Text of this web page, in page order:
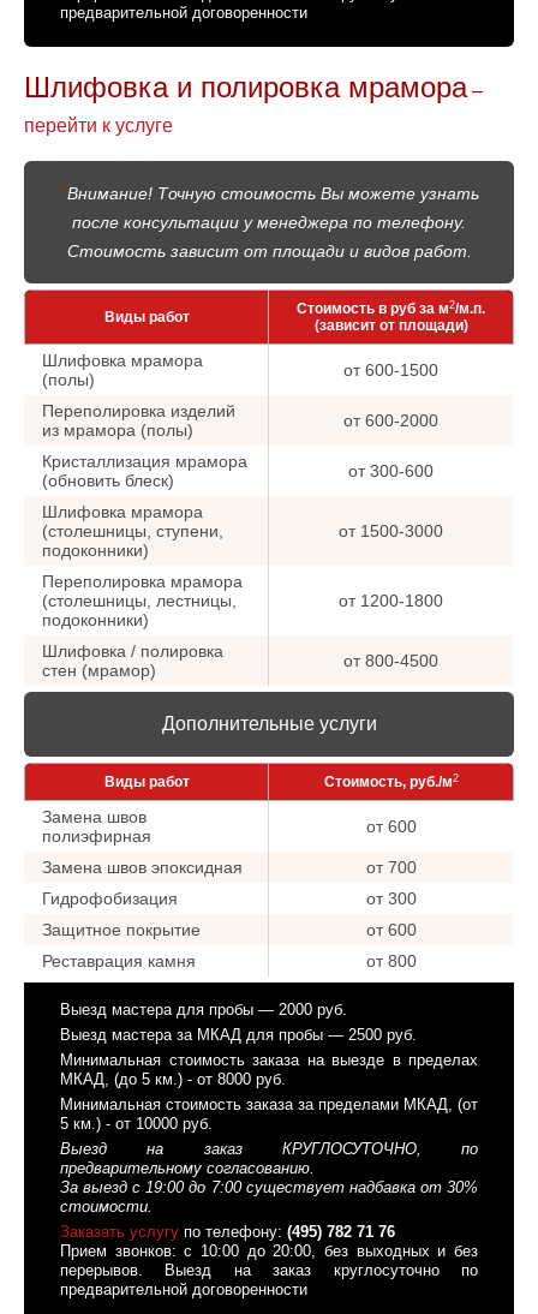
предварительной договоренности
Шлифовка и полировка мрамора–
перейти к услуге
*Внимание! Точную стоимость Вы можете узнать
после консультации у менеджера по телефону.
Стоимость зависит от площади и видов работ.
Виды работ Стоимость в руб за м2/м.п.
(зависит от площади)
Шлифовка мрамора
(полы)
от 600-1500
Переполировка изделий
из мрамора (полы)
от 600-2000
Кристаллизация мрамора
(обновить блеск)
от 300-600
Шлифовка мрамора
(столешницы, ступени,
подоконники)
от 1500-3000
Переполировка мрамора
(столешницы, лестницы,
подоконники)
от 1200-1800
Шлифовка / полировка
стен (мрамор)
от 800-4500
Дополнительные услуги
Виды работ Стоимость, руб./м2
Замена швов
полиэфирная
от 600
Замена швов эпоксидная
от 700
Гидрофобизация
от 300
Защитное покрытие
от 600
Реставрация камня
от 800
Выезд мастера для пробы — 2000 руб.
Выезд мастера за МКАД для пробы — 2500 руб.
Минимальная стоимость заказа на выезде в пределах
МКАД, (до 5 км.) - от 8000 руб.
Минимальная стоимость заказа за пределами МКАД, (от
5 км.) - от 10000 руб.
Выезд на заказ КРУГЛОСУТОЧНО, по
предварительному согласованию.
За выезд с 19:00 до 7:00 существует надбавка от 30%
стоимости.
Заказать услугу по телефону: (495) 782 71 76
Прием звонков: с 10:00 до 20:00, без выходных и без
перерывов. Выезд на заказ круглосуточно по
предварительной договоренности